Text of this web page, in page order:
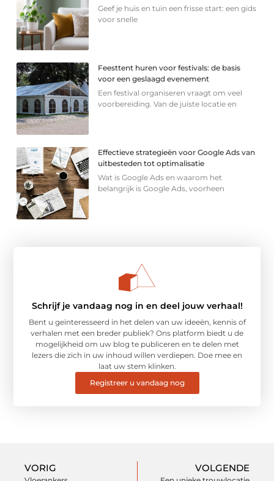
Geef je huis en tuin een frisse start: een gids
voor snelle
Feesttent huren voor festivals: de basis
voor een geslaagd evenement
Een festival organiseren vraagt om veel
voorbereiding. Van de juiste locatie en
Effectieve strategieën voor Google Ads van
uitbesteden tot optimalisatie
Wat is Google Ads en waarom het
belangrijk is Google Ads, voorheen
Schrijf je vandaag nog in en deel jouw verhaal!
Bent u geïnteresseerd in het delen van uw ideeën, kennis of
verhalen met een breder publiek? Ons platform biedt u de
mogelijkheid om uw blog te publiceren en te delen met
lezers die zich in uw inhoud willen verdiepen. Doe mee en
laat uw stem klinken.
Registreer u vandaag nog
VORIG VOLGENDE